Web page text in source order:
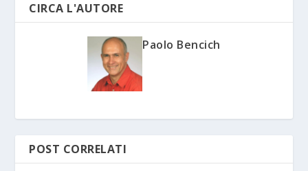
CIRCA L'AUTORE
Paolo Bencich
POST CORRELATI